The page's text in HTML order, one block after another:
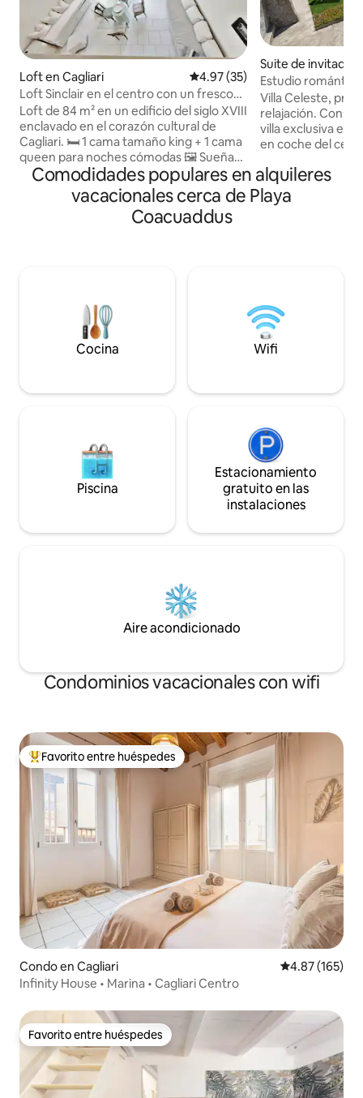
Loft en Cagliari Calificación promedio: 4.97 de
4.97 (35)
Loft Sinclair en el centro con un fresco
romántico
Loft de 84 m² en un edificio del siglo XVIII
enclavado en el corazón cultural de
Cagliari. 🛏️ 1 cama tamaño king + 1 cama
queen para noches cómodas 🖼️ Sueña
bajo un raro techo al fresco del siglo XIX
🚿 2 baños refinados con artículos de
tocador orgánicos Televisión inteligente
de 📺 50 pulgadas con las mejores
Poetto en autobús directo.
Suite de invitados
Estudio
Villa Celeste,
relajación.
villa exclusiva en
en coche del
a la playa de Cala
rocas. Las
vistas
El aparcamiento
Comodidades populares en alquileres
vacacionales cerca de Playa
Coacuaddus
Cocina Wifi
Piscina
Estacionamiento
gratuito en las
instalaciones
Aire acondicionado
Condominios vacacionales con wifi
Favorito entre huéspedes preferido
Favorito entre huéspedes
Condo en Cagliari Calificación
4.87 (165)
Infinity House • Marina • Cagliari Centro
Favorito entre huéspedes
Favorito entre huéspedes